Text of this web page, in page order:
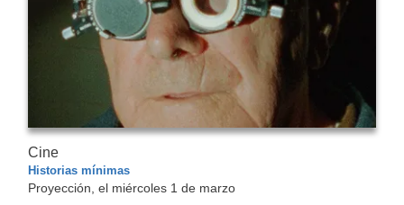
Cine
Historias mínimas
Proyección, el miércoles 1 de marzo